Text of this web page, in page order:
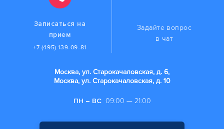
Записаться на
прием
+7 (495) 139-09-81
Задайте вопрос
в чат
Москва, ул. Старокачаловская, д. 6,
Москва, ул. Старокачаловская, д. 10
ПН – ВС 09:00 — 21:00